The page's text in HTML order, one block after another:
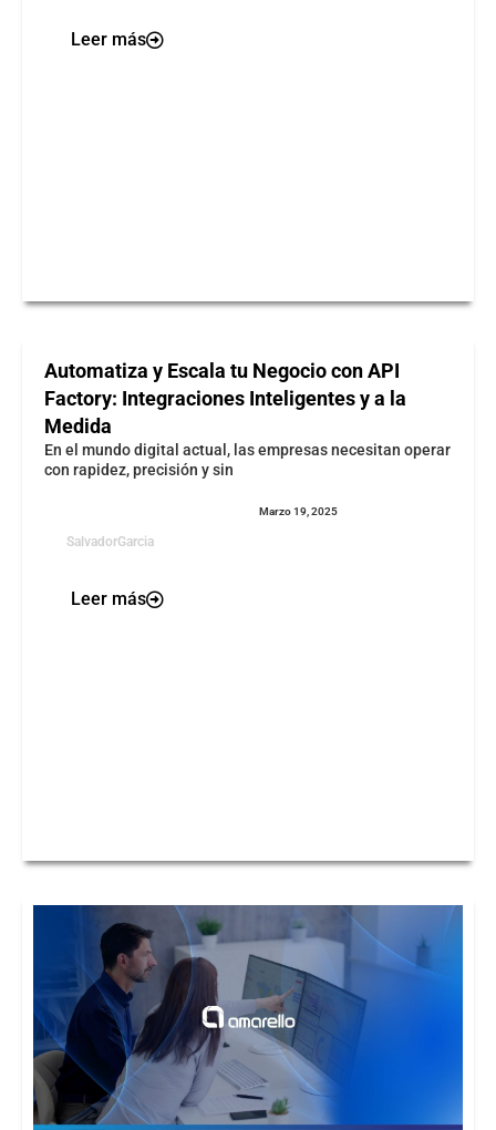
Leer más
Automatiza y Escala tu Negocio con API
Factory: Integraciones Inteligentes y a la
Medida
En el mundo digital actual, las empresas necesitan operar
con rapidez, precisión y sin
SalvadorGarcia
Marzo 19, 2025
Leer más